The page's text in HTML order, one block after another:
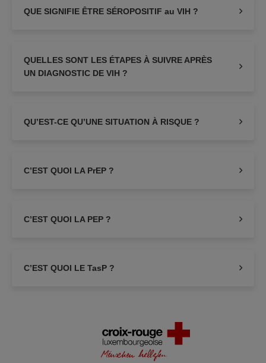
QUE SIGNIFIE ÊTRE SÉROPOSITIF au VIH ?
QUELLES SONT LES ÉTAPES À SUIVRE APRÈS
UN DIAGNOSTIC DE VIH ?
QU’EST-CE QU’UNE SITUATION À RISQUE ?
C’EST QUOI LA PrEP ?
C’EST QUOI LA PEP ?
C’EST QUOI LE TasP ?